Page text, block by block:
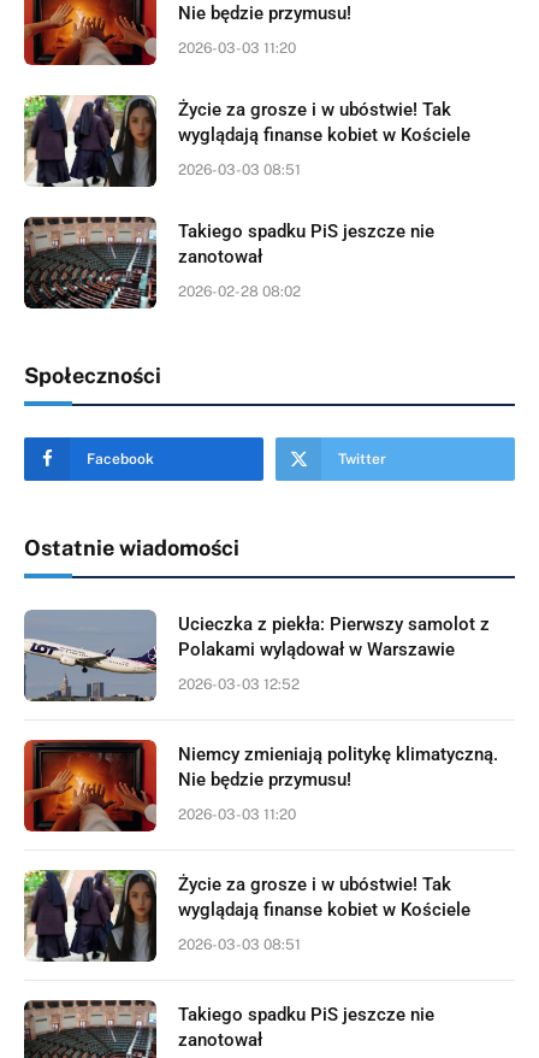
Nie będzie przymusu!
2026-03-03 11:20
Życie za grosze i w ubóstwie! Tak
wyglądają finanse kobiet w Kościele
2026-03-03 08:51
Takiego spadku PiS jeszcze nie
zanotował
2026-02-28 08:02
Społeczności
Facebook Twitter
Ostatnie wiadomości
Ucieczka z piekła: Pierwszy samolot z
Polakami wylądował w Warszawie
2026-03-03 12:52
Niemcy zmieniają politykę klimatyczną.
Nie będzie przymusu!
2026-03-03 11:20
Życie za grosze i w ubóstwie! Tak
wyglądają finanse kobiet w Kościele
2026-03-03 08:51
Takiego spadku PiS jeszcze nie
zanotował